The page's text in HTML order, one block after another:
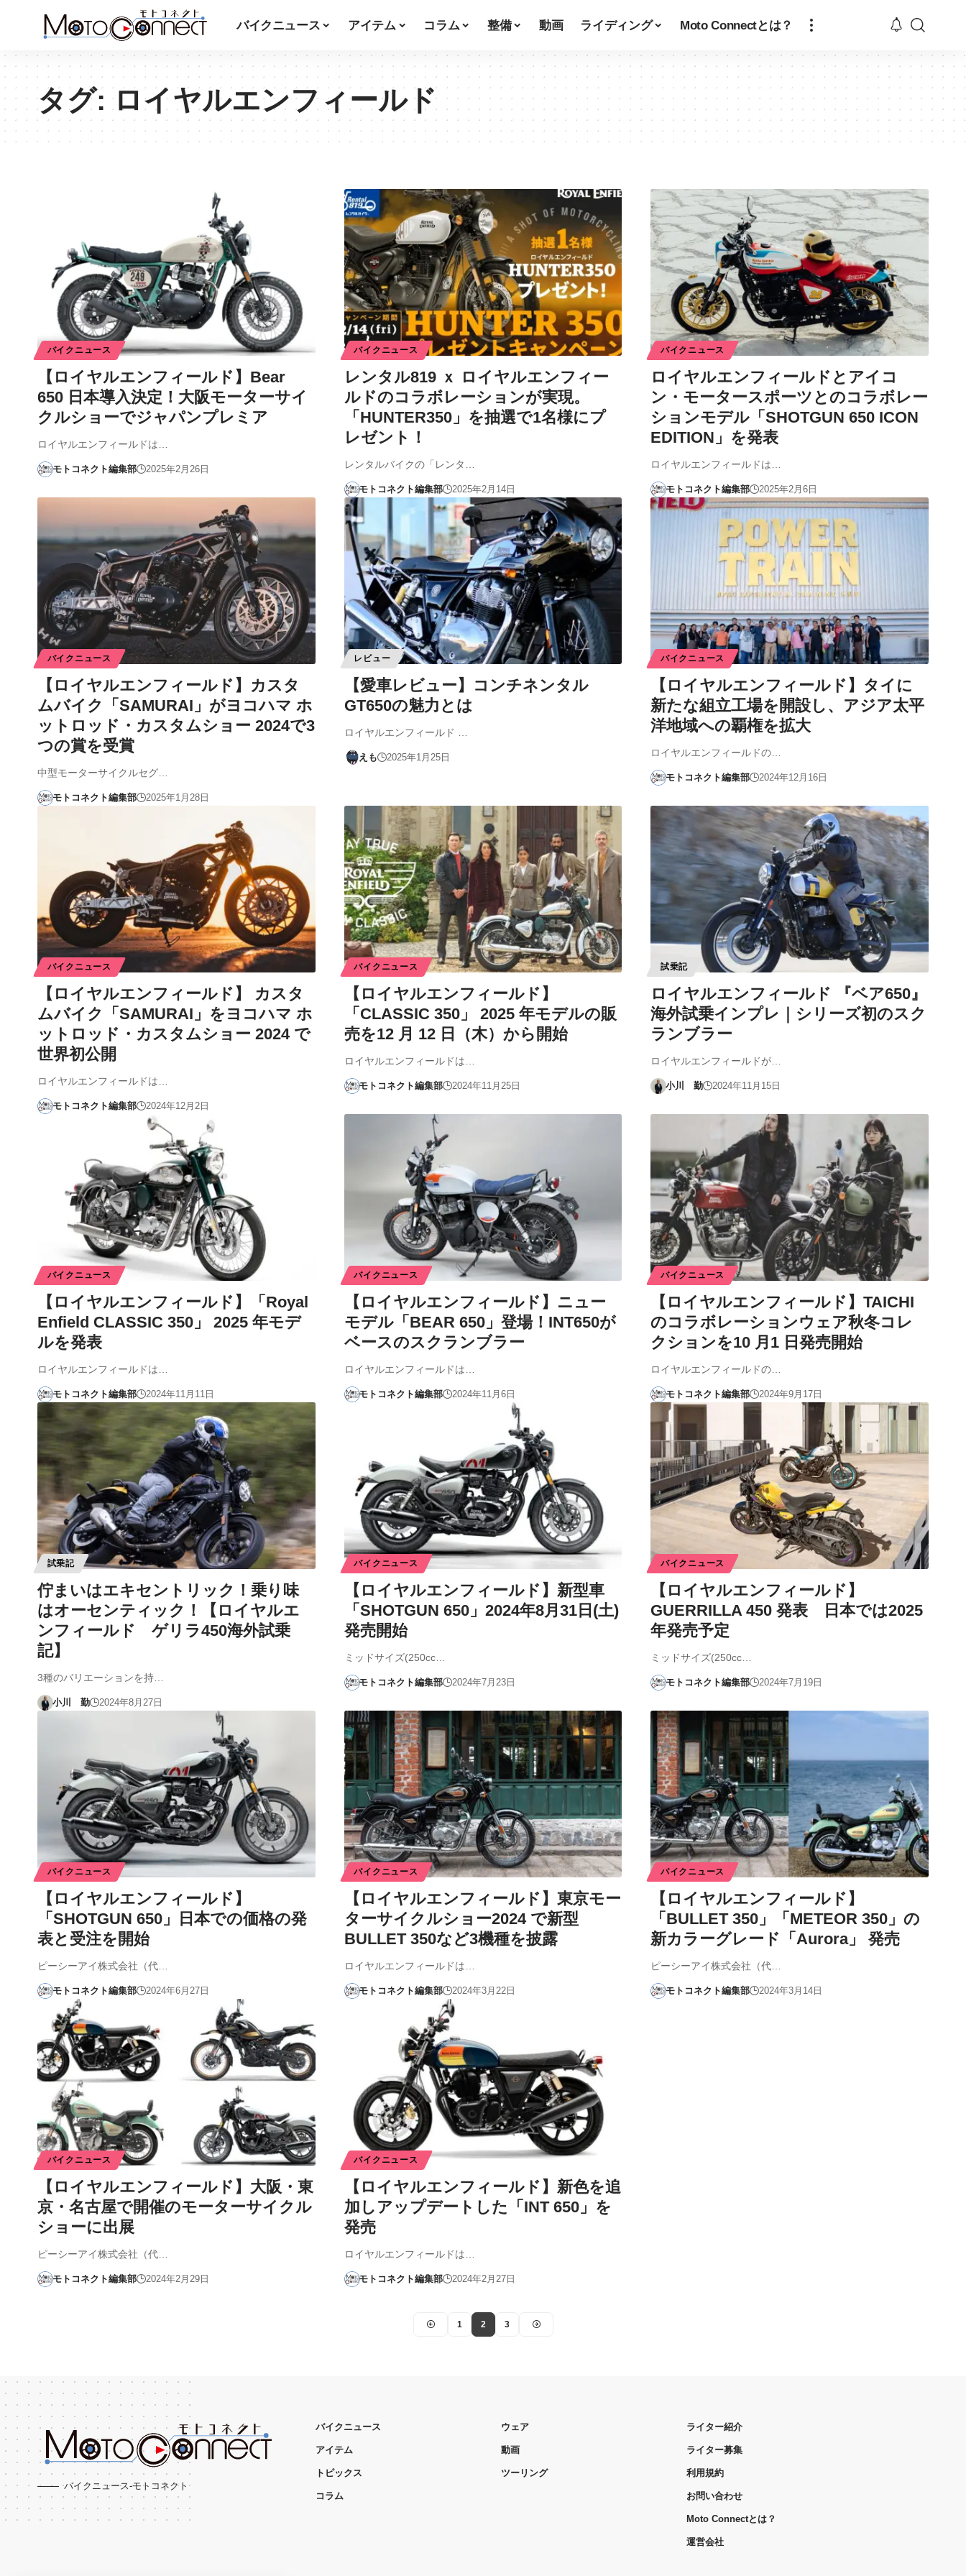
バイクニュース アイテム コラム 整備 動画 ライディング Moto Connectとは？
タグ:ロイヤルエンフィールド
バイクニュース
【ロイヤルエンフィールド】Bear
650 日本導入決定！大阪モーターサイ
クルショーでジャパンプレミア
ロイヤルエンフィールドは…
モトコネクト編集部 2025年2月26日
バイクニュース
レンタル819 ｘ ロイヤルエンフィー
ルドのコラボレーションが実現。
「HUNTER350」を抽選で1名様にプ
レゼント！
レンタルバイクの「レンタ…
モトコネクト編集部 2025年2月14日
バイクニュース
ロイヤルエンフィールドとアイコ
ン・モータースポーツとのコラボレー
ションモデル「SHOTGUN 650 ICON
EDITION」を発表
ロイヤルエンフィールドは…
モトコネクト編集部 2025年2月6日
バイクニュース
【ロイヤルエンフィールド】カスタ
ムバイク「SAMURAI」がヨコハマ ホ
ットロッド・カスタムショー 2024で3
つの賞を受賞
中型モーターサイクルセグ…
モトコネクト編集部 2025年1月28日
レビュー
【愛車レビュー】コンチネンタル
GT650の魅力とは
ロイヤルエンフィールド …
えも 2025年1月25日
バイクニュース
【ロイヤルエンフィールド】タイに
新たな組立工場を開設し、アジア太平
洋地域への覇権を拡大
ロイヤルエンフィールドの…
モトコネクト編集部 2024年12月16日
バイクニュース
【ロイヤルエンフィールド】 カスタ
ムバイク「SAMURAI」をヨコハマ ホ
ットロッド・カスタムショー 2024 で
世界初公開
ロイヤルエンフィールドは…
モトコネクト編集部 2024年12月2日
バイクニュース
【ロイヤルエンフィールド】
「CLASSIC 350」 2025 年モデルの販
売を12 月 12 日（木）から開始
ロイヤルエンフィールドは…
モトコネクト編集部 2024年11月25日
試乗記
ロイヤルエンフィールド 『ベア650』
海外試乗インプレ｜シリーズ初のスク
ランブラー
ロイヤルエンフィールドが…
小川 勤 2024年11月15日
バイクニュース
【ロイヤルエンフィールド】「Royal
Enfield CLASSIC 350」 2025 年モデ
ルを発表
ロイヤルエンフィールドは…
モトコネクト編集部 2024年11月11日
バイクニュース
【ロイヤルエンフィールド】ニュー
モデル「BEAR 650」登場！INT650が
ベースのスクランブラー
ロイヤルエンフィールドは…
モトコネクト編集部 2024年11月6日
バイクニュース
【ロイヤルエンフィールド】TAICHI
のコラボレーションウェア秋冬コレ
クションを10 月1 日発売開始
ロイヤルエンフィールドの…
モトコネクト編集部 2024年9月17日
試乗記
佇まいはエキセントリック！乗り味
はオーセンティック！【ロイヤルエ
ンフィールド ゲリラ450海外試乗
記】
3種のバリエーションを持…
小川 勤 2024年8月27日
バイクニュース
【ロイヤルエンフィールド】新型車
「SHOTGUN 650」2024年8月31日(土)
発売開始
ミッドサイズ(250cc…
モトコネクト編集部 2024年7月23日
バイクニュース
【ロイヤルエンフィールド】
GUERRILLA 450 発表 日本では2025
年発売予定
ミッドサイズ(250cc…
モトコネクト編集部 2024年7月19日
バイクニュース
【ロイヤルエンフィールド】
「SHOTGUN 650」日本での価格の発
表と受注を開始
ピーシーアイ株式会社（代…
モトコネクト編集部 2024年6月27日
バイクニュース
【ロイヤルエンフィールド】東京モー
ターサイクルショー2024 で新型
BULLET 350など3機種を披露
ロイヤルエンフィールドは…
モトコネクト編集部 2024年3月22日
バイクニュース
【ロイヤルエンフィールド】
「BULLET 350」「METEOR 350」の
新カラーグレード「Aurora」 発売
ピーシーアイ株式会社（代…
モトコネクト編集部 2024年3月14日
バイクニュース
【ロイヤルエンフィールド】大阪・東
京・名古屋で開催のモーターサイクル
ショーに出展
ピーシーアイ株式会社（代…
モトコネクト編集部 2024年2月29日
バイクニュース
【ロイヤルエンフィールド】新色を追
加しアップデートした「INT 650」を
発売
ロイヤルエンフィールドは…
モトコネクト編集部 2024年2月27日
1 2 3
バイクニュース-モトコネクト
バイクニュース
アイテム
トピックス
コラム
ウェア
動画
ツーリング
ライター紹介
ライター募集
利用規約
お問い合わせ
Moto Connectとは？
運営会社